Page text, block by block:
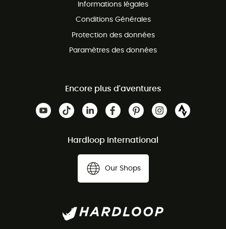
Informations légales
Conditions Générales
Protection des données
Paramètres des données
Encore plus d'aventures
Hardloop International
Our Shops